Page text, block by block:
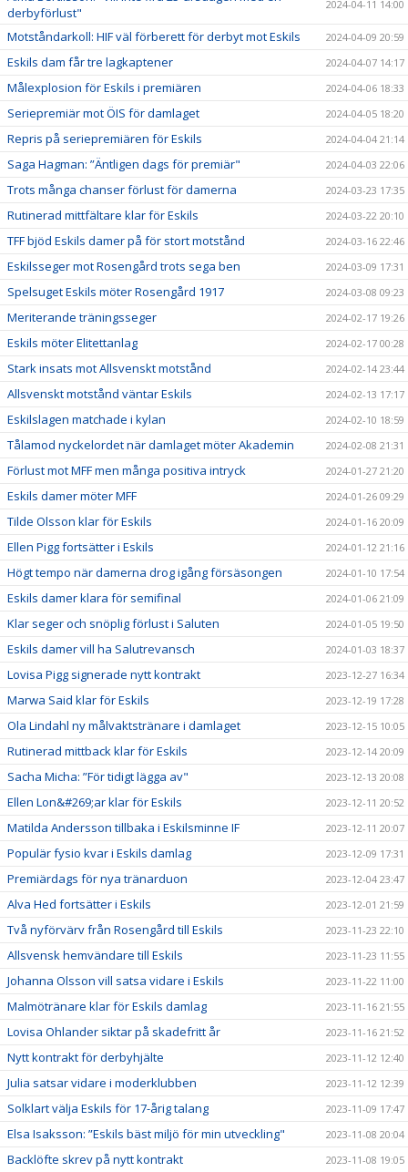
derbyförlust"
2024-04-11 14:00
Motståndarkoll: HIF väl förberett för derbyt mot Eskils 2024-04-09 20:59
Eskils dam får tre lagkaptener 2024-04-07 14:17
Målexplosion för Eskils i premiären 2024-04-06 18:33
Seriepremiär mot ÖIS för damlaget 2024-04-05 18:20
Repris på seriepremiären för Eskils 2024-04-04 21:14
Saga Hagman: ”Äntligen dags för premiär" 2024-04-03 22:06
Trots många chanser förlust för damerna 2024-03-23 17:35
Rutinerad mittfältare klar för Eskils 2024-03-22 20:10
TFF bjöd Eskils damer på för stort motstånd 2024-03-16 22:46
Eskilsseger mot Rosengård trots sega ben 2024-03-09 17:31
Spelsuget Eskils möter Rosengård 1917 2024-03-08 09:23
Meriterande träningsseger 2024-02-17 19:26
Eskils möter Elitettanlag 2024-02-17 00:28
Stark insats mot Allsvenskt motstånd 2024-02-14 23:44
Allsvenskt motstånd väntar Eskils 2024-02-13 17:17
Eskilslagen matchade i kylan 2024-02-10 18:59
Tålamod nyckelordet när damlaget möter Akademin 2024-02-08 21:31
Förlust mot MFF men många positiva intryck 2024-01-27 21:20
Eskils damer möter MFF 2024-01-26 09:29
Tilde Olsson klar för Eskils 2024-01-16 20:09
Ellen Pigg fortsätter i Eskils 2024-01-12 21:16
Högt tempo när damerna drog igång försäsongen 2024-01-10 17:54
Eskils damer klara för semifinal 2024-01-06 21:09
Klar seger och snöplig förlust i Saluten 2024-01-05 19:50
Eskils damer vill ha Salutrevansch 2024-01-03 18:37
Lovisa Pigg signerade nytt kontrakt 2023-12-27 16:34
Marwa Said klar för Eskils 2023-12-19 17:28
Ola Lindahl ny målvaktstränare i damlaget 2023-12-15 10:05
Rutinerad mittback klar för Eskils 2023-12-14 20:09
Sacha Micha: ”För tidigt lägga av" 2023-12-13 20:08
Ellen Lon&#269;ar klar för Eskils 2023-12-11 20:52
Matilda Andersson tillbaka i Eskilsminne IF 2023-12-11 20:07
Populär fysio kvar i Eskils damlag 2023-12-09 17:31
Premiärdags för nya tränarduon 2023-12-04 23:47
Alva Hed fortsätter i Eskils 2023-12-01 21:59
Två nyförvärv från Rosengård till Eskils 2023-11-23 22:10
Allsvensk hemvändare till Eskils 2023-11-23 11:55
Johanna Olsson vill satsa vidare i Eskils 2023-11-22 11:00
Malmötränare klar för Eskils damlag 2023-11-16 21:55
Lovisa Ohlander siktar på skadefritt år 2023-11-16 21:52
Nytt kontrakt för derbyhjälte 2023-11-12 12:40
Julia satsar vidare i moderklubben 2023-11-12 12:39
Solklart välja Eskils för 17-årig talang 2023-11-09 17:47
Elsa Isaksson: ”Eskils bäst miljö för min utveckling" 2023-11-08 20:04
Backlöfte skrev på nytt kontrakt 2023-11-08 19:05